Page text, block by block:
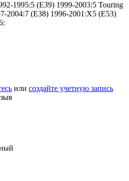
1995:5 (E39) 1999-2003:5 Touring
2004:7 (E38) 1996-2001:X5 (E53)
или создайте учетную запись